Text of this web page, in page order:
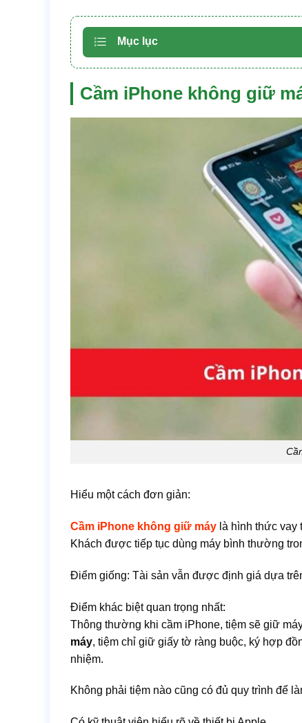
Mục lục
Cầm iPhone không giữ
Hiểu một cách đơn giản:
Cầm iPhone không giữ máy là hình thức
Khách được tiếp tục dùng máy bình thường
Điểm giống: Tài sản vẫn được định giá dựa
Điểm khác biệt quan trọng nhất:
Thông thường khi cầm iPhone, tiệm sẽ giữ
máy, tiệm chỉ giữ giấy tờ ràng buộc, ký hợp
nhiệm.
Không phải tiệm nào cũng có đủ quy trình để